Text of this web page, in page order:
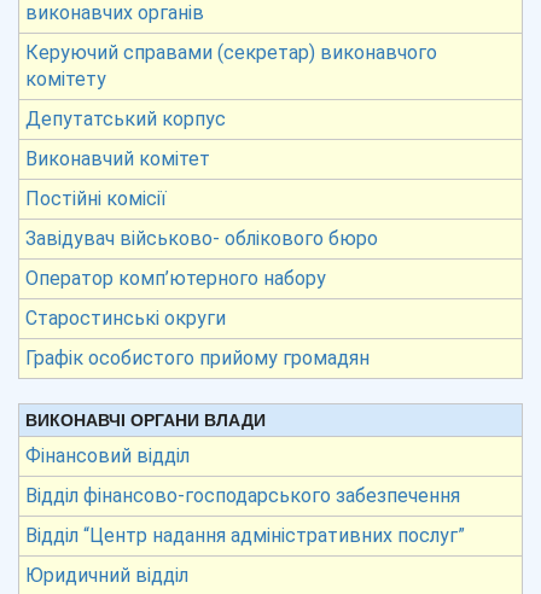
виконавчих органів
Керуючий справами (секретар) виконавчого
комітету
Депутатський корпус
Виконавчий комітет
Постійні комісії
Завідувач військово- облікового бюро
Оператор комп’ютерного набору
Старостинські округи
Графік особистого прийому громадян
ВИКОНАВЧІ ОРГАНИ ВЛАДИ
Фінансовий відділ
Відділ фінансово-господарського забезпечення
Відділ “Центр надання адміністративних послуг”
Юридичний відділ